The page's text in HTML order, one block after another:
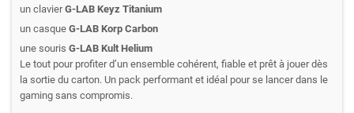
un clavierG-LAB Keyz Titanium
un casque G-LAB Korp Carbon
une souris G-LAB Kult Helium
Le tout pour profiter d’un ensemble cohérent, fiable et prêt à jouer dès
la sortie du carton. Un pack performant et idéal pour se lancer dans le
gaming sans compromis.